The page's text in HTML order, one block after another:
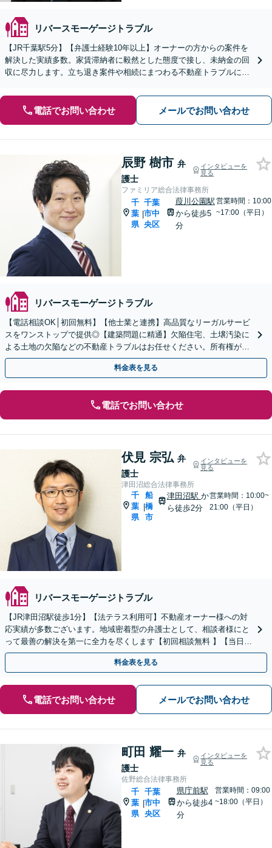
リバースモーゲージトラブル
【JR千葉駅5分】【弁護士経験10年以上】オーナーの方からの案件を
解決した実績多数。家賃滞納者に毅然とした態度で接し、未納金の回
収に尽力します。立ち退き案件や相続にまつわる不動産トラブルにも
電話でお問い合わせ メールでお問い合わせ
辰野 樹市 弁
護士
インタビューを
見る
ファミリア総合法律事務所
千
葉
県
|
千葉
市中
央区
葭川公園駅
から徒歩5
分
営業時間：10:00
~17:00（平日）
リバースモーゲージトラブル
【電話相談OK│初回無料】【他士業と連携】高品質なリーガルサービ
スをワンストップで提供◎【建築問題に精通】欠陥住宅、土壌汚染に
よる土地の欠陥などの不動産トラブルはお任せください。所有権があ
る土地の不法占拠、明け渡し請求にも毅然と対応します。
料金表を見る
電話でお問い合わせ
伏見 宗弘 弁
護士
インタビューを
見る
津田沼総合法律事務所
千
葉
県
|
船
橋
市
津田沼駅 か
ら徒歩2分
営業時間：10:00~
21:00（平日）
リバースモーゲージトラブル
【JR津田沼駅徒歩1分】【法テラス利用可】不動産オーナー様への対
応実績が多数ございます。地域密着型の弁護士として、相談者様にと
って最善の解決を第一に全力を尽くします【初回相談無料 】【当日・
休日の面談可】【弁護士直通】
料金表を見る
電話でお問い合わせ メールでお問い合わせ
町田 耀一 弁
護士
インタビューを
見る
佐野総合法律事務所
千
葉
県
|
千葉
市中
央区
県庁前駅
から徒歩4
分
営業時間：09:00
~18:00（平日）